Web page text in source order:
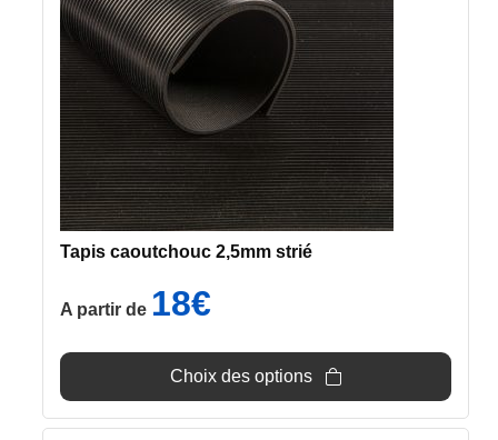
Tapis caoutchouc 2,5mm strié
A partir de 18€
Choix des options
Les
options
peuvent
être
choisies
sur
la
page
du
produit